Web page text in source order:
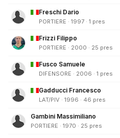
Freschi Dario
PORTIERE · 1997 · 1 pres
Frizzi Filippo
PORTIERE · 2000 · 25 pres
Fusco Samuele
DIFENSORE · 2006 · 1 pres
Gadducci Francesco
LAT/PIV · 1996 · 46 pres
Gambini Massimiliano
PORTIERE · 1970 · 25 pres